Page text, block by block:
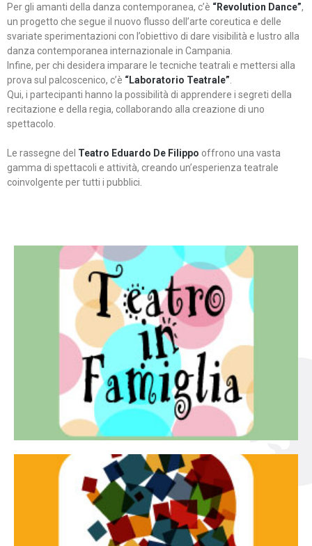
Per gli amanti della danza contemporanea, c’è “Revolution Dance”,
un progetto che segue il nuovo flusso dell’arte coreutica e delle
svariate sperimentazioni con l’obiettivo di dare visibilità e lustro alla
danza contemporanea internazionale in Campania.
Infine, per chi desidera imparare le tecniche teatrali e mettersi alla
prova sul palcoscenico, c’è “Laboratorio Teatrale”
Qui, i partecipanti hanno la possibilità di apprendere i segreti della
recitazione e della regia, collaborando alla creazione di uno
spettacolo.
Le rassegne del Teatro Eduardo De Filippo offrono una vasta
gamma di spettacoli e attività, creando un’esperienza teatrale
coinvolgente per tutti i pubblici.
Teatro in famiglia
Teatro In Famiglia è una rassegna di teatro concepita
per far condividere e godere del teatro all’intera
famiglia.
Continua
Continua